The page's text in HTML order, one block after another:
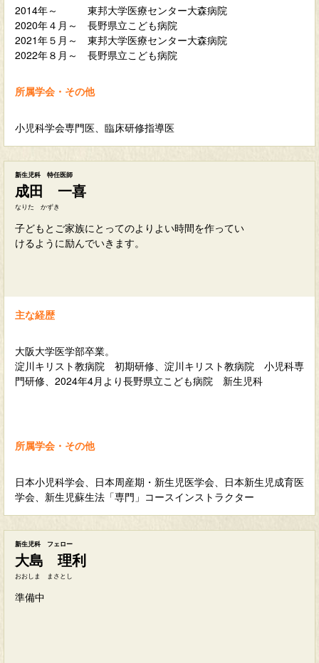
2014年～ 東邦大学医療センター大森病院
2020年４月～ 長野県立こども病院
2021年５月～ 東邦大学医療センター大森病院
2022年８月～ 長野県立こども病院
所属学会・その他
小児科学会専門医、臨床研修指導医
新生児科 特任医師
成田 一喜
なりた かずき
子どもとご家族にとってのよりよい時間を作ってい
けるように励んでいきます。
主な経歴
大阪大学医学部卒業。
淀川キリスト教病院 初期研修、淀川キリスト教病院 小児科専
門研修、2024年4月より長野県立こども病院 新生児科
所属学会・その他
日本小児科学会、日本周産期・新生児医学会、日本新生児成育医
学会、新生児蘇生法「専門」コースインストラクター
新生児科 フェロー
大島 理利
おおしま まさとし
準備中